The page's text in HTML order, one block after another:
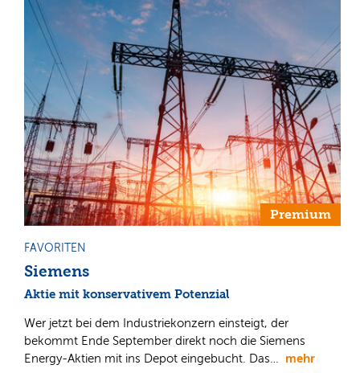
Premium
FAVORITEN
Siemens
Aktie mit konservativem Potenzial
Wer jetzt bei dem Industriekonzern einsteigt, der
bekommt Ende September direkt noch die Siemens
Energy-Aktien mit ins Depot eingebucht. Das… mehr